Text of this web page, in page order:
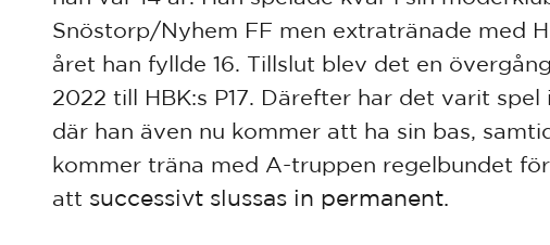
Snöstorp/Nyhem FF men extratränade med
året han fyllde 16. Tillslut blev det en
2022 till HBK:s P17. Därefter har det varit spel i
där han även nu kommer att ha sin bas,
kommer träna med A-truppen regelbundet för
att successivt slussas in permanent.